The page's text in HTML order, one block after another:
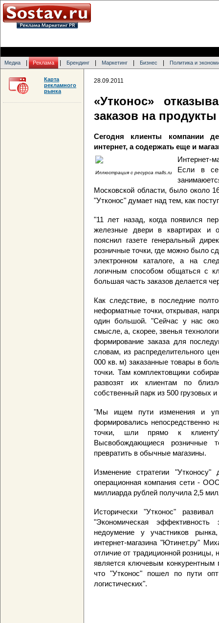
Медиа Реклама Брендинг Маркетинг Бизнес Политика и
28.09.2011
«Утконос»
заказов на продукты
Сегодня клиенты компании
интернет, а содержать еще и
Иллюстрация с ресурса malls.ru
Интернет-
Если в
Московской области, было около
"Утконос" думает над тем, как
"11 лет назад, когда появился
железные двери в квартирах и
пояснил газете генеральный
розничные точки, где можно было
электронном каталоге, а на
логичным способом общаться с
большая часть заказов делается
Как следствие, в последние
неформатные точки, открывая,
один большой. "Сейчас у нас
смысле, а, скорее, звенья
формирование заказа для
словам, из распределительного
000 кв. м) заказанные товары в
точки. Там комплектовщики
развозят их клиентам по
собственный парк из 500 грузовых
"Мы ищем пути изменения и
формировались непосредственно
точки, шли прямо к
Высвобождающиеся розничные
превратить в обычные магазины.
Изменение стратегии
операционная компания сети -
миллиарда рублей получила 2,5
Исторически "Утконос"
"Экономическая
недоумение у участников
интернет-магазина "Ютинет.ру"
отличие от традиционной розницы,
является ключевым
что "Утконос" пошел по пути
логистических".
Карта
рекламного
рынка